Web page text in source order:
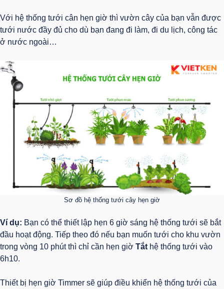
Với hệ thống tưới cân hẹn giờ thì vườn cây của bạn vẫn được
tưới nước đầy đủ cho dù bạn đang đi làm, đi du lịch, công tác
ở nước ngoài…
Sơ đồ hệ thống tưới cây hẹn giờ
Ví dụ: Bạn có thể thiết lập hẹn 6 giờ sáng hệ thống tưới sẽ bắt
đầu hoạt động. Tiếp theo đó nếu bạn muốn tưới cho khu vườn
trong vòng 10 phút thì chỉ cần hẹn giờ Tắt hệ thống tưới vào
6h10.
Thiết bị hẹn giờ Timmer sẽ giúp điều khiển hệ thống tưới của